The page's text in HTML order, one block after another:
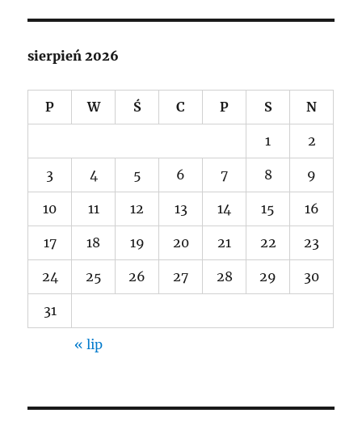
sierpień 2026
P W Ś C P S N
1 2
3 4 5 6 7 8 9
10 11 12 13 14 15 16
17 18 19 20 21 22 23
24 25 26 27 28 29 30
31
« lip